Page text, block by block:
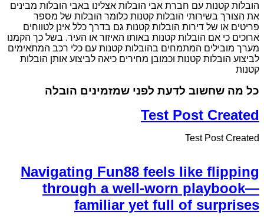
הובלות קטנות עם חברת אבי הובלות אצלינו באבי הובלות מבינים
את הצורך בשירותי הובלות קטנות כלומר הובלות של מספר
פריטים או של דירות הובלות קטנות גם בדרך כלל אינן לטווחים
ארוכים כי אם הובלות קטנות באותו האיזור או העיר. בשל כך הקמנו
מערך מובילים המתמחים בהובלות קטנות עם כלי רכב המתאימים
לביצוע הובלות קטנות וכמובן מחירים כיאה לביצוע אותן הובלות
קטנות
כל מה שחשוב לדעת לפני שמזמינים הובלה
Test Post Created
Test Post Created
Navigating Fun88 feels like flipping
through a well-worn playbook—
familiar yet full of surprises